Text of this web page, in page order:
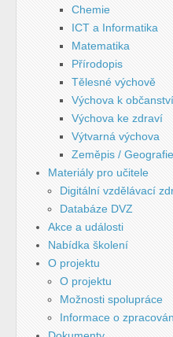
Chemie
ICT a Informatika
Matematika
Přírodopis
Tělesné výchově
Výchova k občanství
Výchova ke zdraví
Výtvarná výchova
Zeměpis / Geografie
Materiály pro učitele
Digitální vzdělávací
Databáze DVZ
Akce a události
Nabídka školení
O projektu
O projektu
Možnosti spolupráce
Informace o